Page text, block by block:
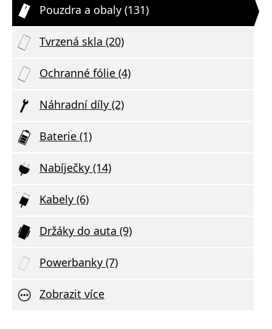
Pouzdra a obaly (131)
Tvrzená skla (20)
Ochranné fólie (4)
Náhradní díly (2)
Baterie (1)
Nabíječky (14)
Kabely (6)
Držáky do auta (9)
Powerbanky (7)
Zobrazit více